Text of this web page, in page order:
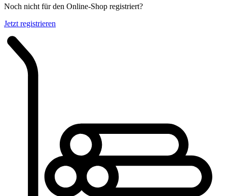
Noch nicht für den Online-Shop registriert?
Jetzt registrieren